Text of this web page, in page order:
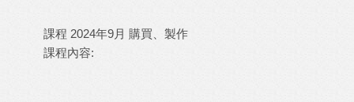
課程 2024年9月 購買、製作
課程內容: